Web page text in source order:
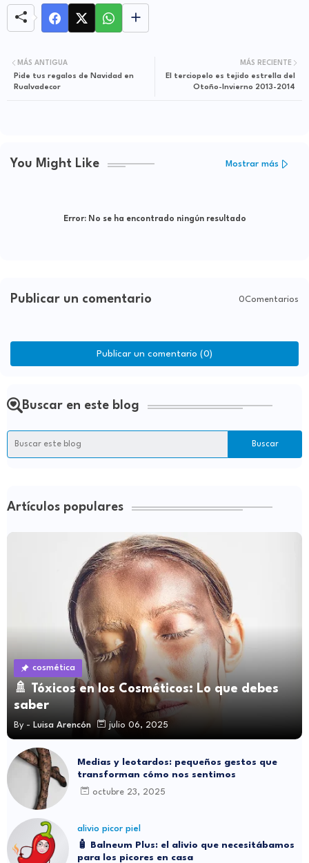
MÁS RECIENTE
El terciopelo es tejido estrella del
Otoño-Invierno 2013-2014
MÁS ANTIGUA
Pide tus regalos de Navidad en
Rualvadecor
You Might Like Mostrar más
Error:No se ha encontrado ningún resultado
Publicar un comentario 0Comentarios
Publicar un comentario (0)
Buscar en este blog
Artículos populares
cosmética
🚿 Tóxicos en los Cosméticos: Lo que debes
saber
By - Luisa Arencón julio 06, 2025
Medias y leotardos: pequeños gestos que
transforman cómo nos sentimos
octubre 23, 2025
alivio picor piel
🧴 Balneum Plus: el alivio que necesitábamos
para los picores en casa